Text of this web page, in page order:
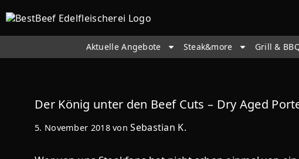
Aktuelle Angebote Steak&more Grill &
Der König unter den Beef Cuts – Dry Aged
5. November 2018 vonSebastian K.